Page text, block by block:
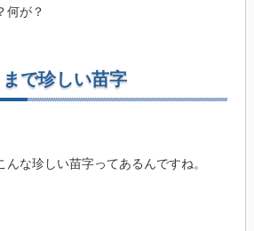
何が？
で珍しい苗字
んな珍しい苗字ってあるんですね。